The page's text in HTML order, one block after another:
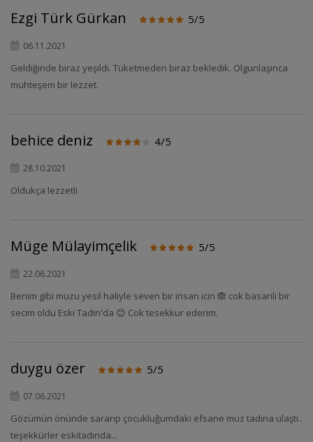
Ezgi Türk Gürkan 5/5
06.11.2021
Geldiğinde biraz yeşildi. Tüketmeden biraz bekledik. Olgunlaşınca
muhteşem bir lezzet.
behice deniz 4/5
28.10.2021
Oldukça lezzetli
Müge Mülayimçelik 5/5
22.06.2021
Benim gibi muzu yesil haliyle seven bir insan icin 🙈 cok basarili bir
secim oldu Eski Tadin'da 😊 Cok tesekkur ederim.
duygu özer 5/5
07.06.2021
Gözümün önünde sararıp çocukluğumdaki efsane muz tadına ulaştı..
teşekkürler eskitadında...